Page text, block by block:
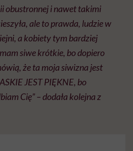
obustronnej i nawet takimi
ale to prawda, ludzie w
a kobiety tym bardziej
siwe krótkie, bo dopiero
że ta moja siwizna jest
JEST PIĘKNE, bo
Cię” – dodała kolejna z